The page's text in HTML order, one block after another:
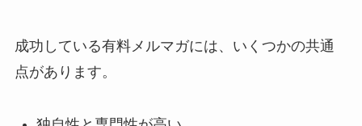
成功している有料メルマガには、いくつかの共通
点があります。